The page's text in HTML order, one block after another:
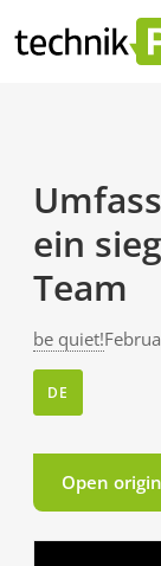
ein
Team
be quiet!
DE
Open